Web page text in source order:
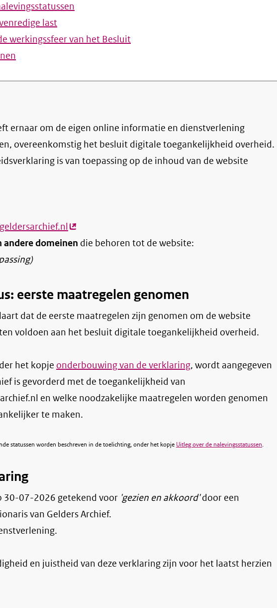
last
werkingssfeer van het Besluit
overeenkomstig het besluit digitale toegankelijkheid overheid.
is van toepassing op de inhoud van de website
(externe
link)
andere domeinen die behoren tot de website:
eerste maatregelen genomen
voldoen aan het besluit digitale toegankelijkheid overheid.
het kopje onderbouwing van de verklaring, wordt aangegeven
is gevorderd met de toegankelijkheid van
en welke noodzakelijke maatregelen worden genomen
te maken.
statussen worden beschreven in de toelichting, onder het kopje Uitleg over de nalevingsstatussen.
30-07-2026 getekend voor 'gezien en akkoord'door een
van Gelders Archief.
.
en juistheid van deze verklaring zijn voor het laatst herzien